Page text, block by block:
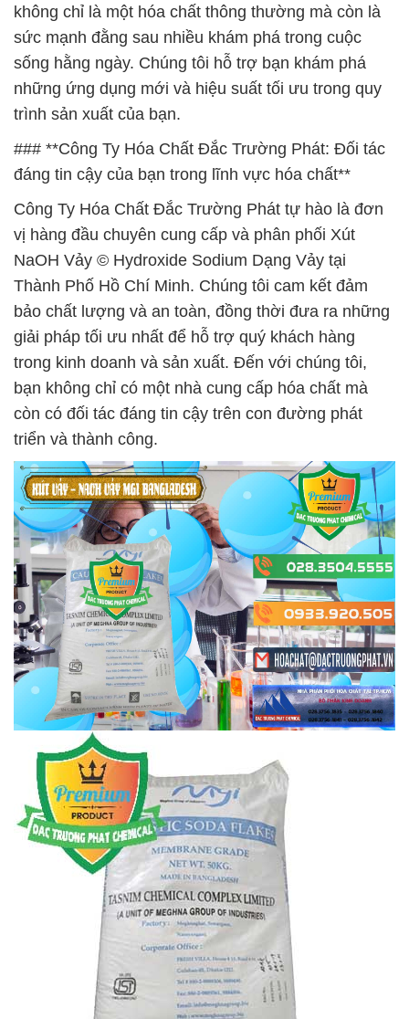
không chỉ là một hóa chất thông thường mà còn là
sức mạnh đằng sau nhiều khám phá trong cuộc
sống hằng ngày. Chúng tôi hỗ trợ bạn khám phá
những ứng dụng mới và hiệu suất tối ưu trong quy
trình sản xuất của bạn.
### **Công Ty Hóa Chất Đắc Trường Phát: Đối tác
đáng tin cậy của bạn trong lĩnh vực hóa chất**
Công Ty Hóa Chất Đắc Trường Phát tự hào là đơn
vị hàng đầu chuyên cung cấp và phân phối Xút
NaOH Vảy © Hydroxide Sodium Dạng Vảy tại
Thành Phố Hồ Chí Minh. Chúng tôi cam kết đảm
bảo chất lượng và an toàn, đồng thời đưa ra những
giải pháp tối ưu nhất để hỗ trợ quý khách hàng
trong kinh doanh và sản xuất. Đến với chúng tôi,
bạn không chỉ có một nhà cung cấp hóa chất mà
còn có đối tác đáng tin cậy trên con đường phát
triển và thành công.